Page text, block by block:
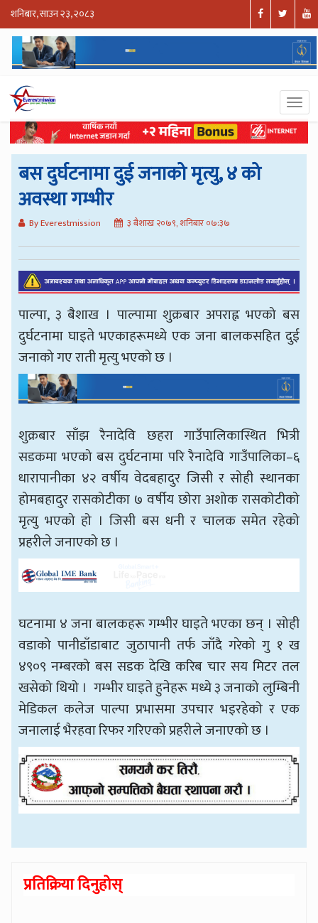
शनिबार, साउन २३, २०८३
बस दुर्घटनामा दुई जनाको मृत्यु, ४ को
अवस्था गम्भीर
By Everestmission ३ बैशाख २०७९, शनिबार ०७:३७
पाल्पा, ३ बैशाख । पाल्पामा शुक्रबार अपराह्न भएको बस
दुर्घटनामा घाइते भएकाहरूमध्ये एक जना बालकसहित दुई
जनाको गए राती मृत्यु भएको छ ।
शुक्रबार साँझ रैनादेवि छहरा गाउँपालिकास्थित भित्री
सडकमा भएको बस दुर्घटनामा परि रैनादेवि गाउँपालिका–६
धारापानीका ४२ वर्षीय वेदबहादुर जिसी र सोही स्थानका
होमबहादुर रासकोटीका ७ वर्षीय छोरा अशोक रासकोटीको
मृत्यु भएको हो । जिसी बस धनी र चालक समेत रहेको
प्रहरीले जनाएको छ ।
घटनामा ४ जना बालकहरू गम्भीर घाइते भएका छन् । सोही
वडाको पानीडाँडाबाट जुठापानी तर्फ जाँदै गरेको गु १ ख
४९०९ नम्बरको बस सडक देखि करिब चार सय मिटर तल
खसेको थियो । गम्भीर घाइते हुनेहरू मध्ये ३ जनाको लुम्बिनी
मेडिकल कलेज पाल्पा प्रभासमा उपचार भइरहेको र एक
जनालाई भैरहवा रिफर गरिएको प्रहरीले जनाएको छ ।
प्रतिक्रिया दिनुहोस्